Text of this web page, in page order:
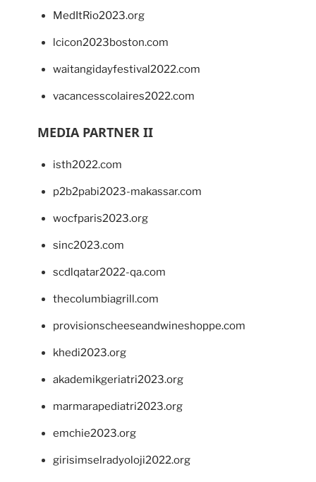
MedItRio2023.org
lcicon2023boston.com
waitangidayfestival2022.com
vacancesscolaires2022.com
MEDIA PARTNER II
isth2022.com
p2b2pabi2023-makassar.com
wocfparis2023.org
sinc2023.com
scdlqatar2022-qa.com
thecolumbiagrill.com
provisionscheeseandwineshoppe.com
khedi2023.org
akademikgeriatri2023.org
marmarapediatri2023.org
emchie2023.org
girisimselradyoloji2022.org